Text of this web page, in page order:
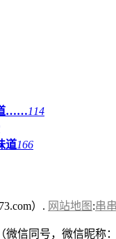
道……114
道166
）. 网站地图 :串
微信同号，微信昵称